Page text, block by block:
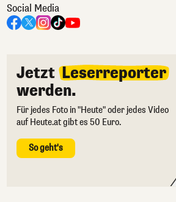
Social Media
Jetzt Leserreporter
werden.
Für jedes Foto in "Heute" oder jedes Video
auf Heute.at gibt es 50 Euro.
So geht's